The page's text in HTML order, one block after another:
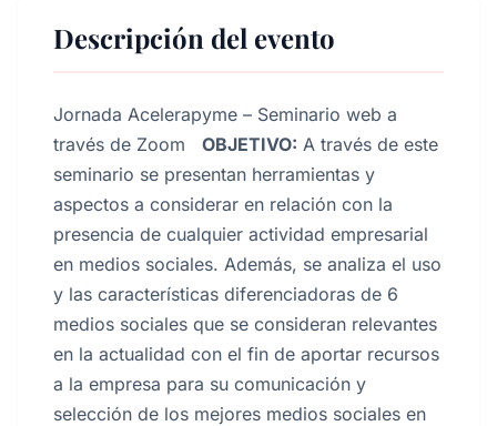
Descripción del evento
Jornada Acelerapyme – Seminario web a
través de Zoom OBJETIVO: A través de este
seminario se presentan herramientas y
aspectos a considerar en relación con la
presencia de cualquier actividad empresarial
en medios sociales. Además, se analiza el uso
y las características diferenciadoras de 6
medios sociales que se consideran relevantes
en la actualidad con el fin de aportar recursos
a la empresa para su comunicación y
selección de los mejores medios sociales en